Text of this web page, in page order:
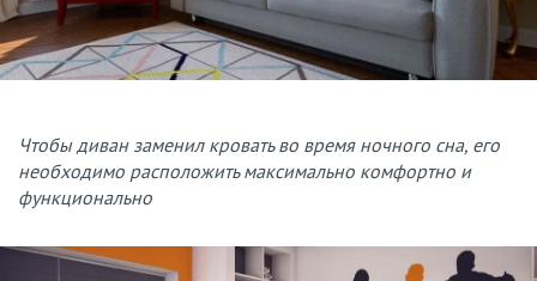
Чтобы диван заменил кровать во время ночного сна, его
необходимо расположить максимально комфортно и
функционально